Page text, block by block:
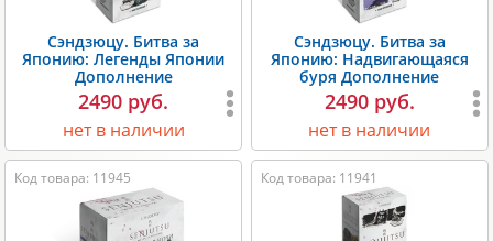
Сэндзюцу. Битва за
Японию: Легенды Японии
Дополнение
2490 руб.
нет в наличии
Сэндзюцу. Битва за
Японию: Надвигающаяся
буря Дополнение
2490 руб.
нет в наличии
Код товара: 11945 Код товара: 11941